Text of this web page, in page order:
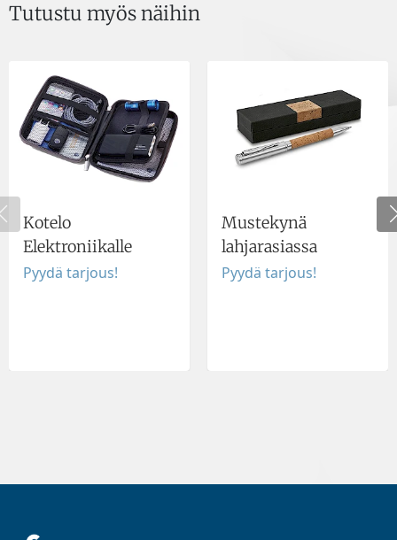
Tutustu myös näihin
Kotelo
Elektroniikalle
Pyydä tarjous!
Mustekynä
lahjarasiassa
Pyydä tarjous!